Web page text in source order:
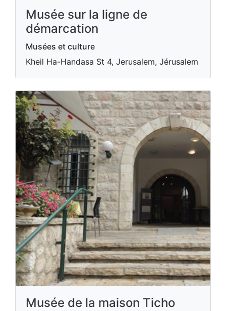
Musée sur la ligne de
démarcation
Musées et culture
Kheil Ha-Handasa St 4, Jerusalem, Jérusalem
Musée de la maison Ticho